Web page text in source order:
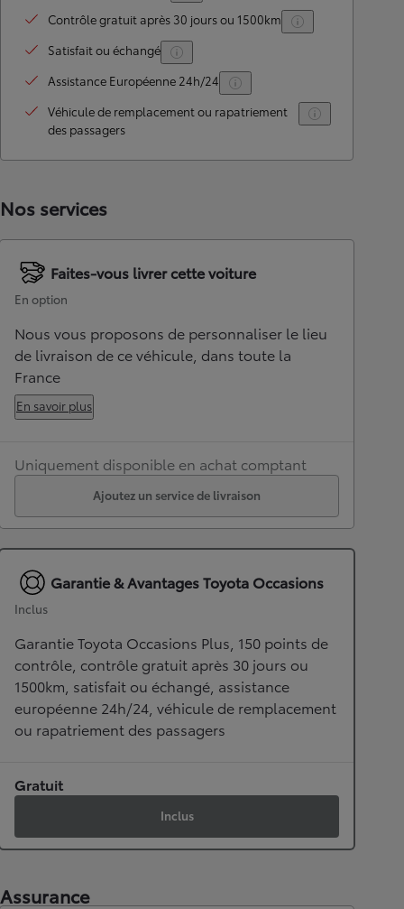
Contrôle gratuit après 30 jours ou 1500km
Satisfait ou échangé
Assistance Européenne 24h/24
Véhicule de remplacement ou rapatriement
des passagers
Nos services
Faites-vous livrer cette voiture
En option
Nous vous proposons de personnaliser le lieu
de livraison de ce véhicule, dans toute la
France
En savoir plus
Uniquement disponible en achat comptant
Ajoutez un service de livraison
Garantie & Avantages Toyota Occasions
Inclus
Garantie Toyota Occasions Plus, 150 points de
contrôle, contrôle gratuit après 30 jours ou
1500km, satisfait ou échangé, assistance
européenne 24h/24, véhicule de remplacement
ou rapatriement des passagers
Gratuit
Inclus
Assurance